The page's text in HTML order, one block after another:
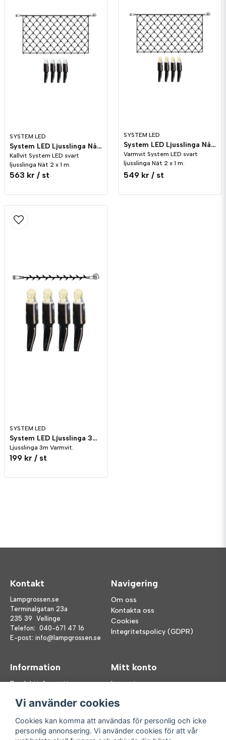
SYSTEM LED
System LED Ljusslinga Nät 2x1 meter Svart Kallvit
Kallvit System LED svart
ljusslinga Nät 2 x 1 m.
563 kr / st
SYSTEM LED
System LED Ljusslinga Nät 2x1 meter Svart Varmvit
Varmvit System LED svart
ljusslinga Nät 2 x 1 m.
549 kr / st
SYSTEM LED
System LED Ljusslinga 3m Varmvit Svart
Ljusslinga 3m Varmvit.
199 kr / st
Kontakt
Lampgrossen.se
Terminalgatan 23a
235 39 Vellinge
Telefon: 040-671 47 16
E-post: info@lampgrossen.se
Navigering
Om oss
Kontakta oss
Cookies
Integritetspolicy (GDPR)
Information
Produktinformation
FAQ
Mitt konto
Logga in
Glömt lösenord?
Följ oss Handla enkelt
Vi använder cookies
Cookies kan komma att användas för personlig och icke
personlig annonsering. Vi använder cookies för att vår